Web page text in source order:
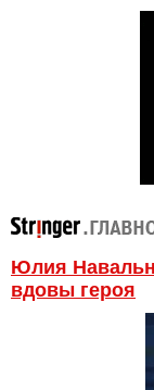
Юлия
вдовы героя